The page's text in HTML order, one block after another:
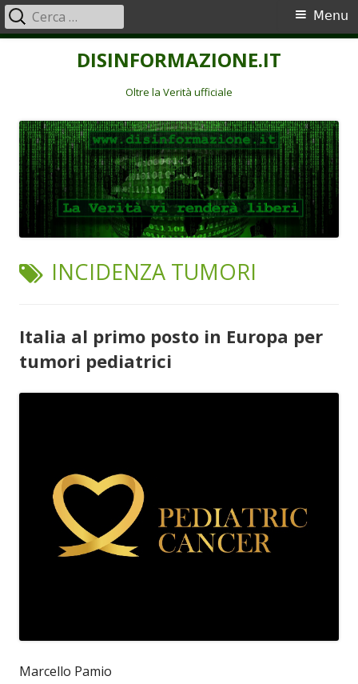
DISINFORMAZIONE.IT
Oltre la Verità ufficiale
Menu
principale
Menu
Ricerca
per:
TAG:
INCIDENZA TUMORI
Italia al primo posto in Europa per
tumori pediatrici
Marcello Pamio